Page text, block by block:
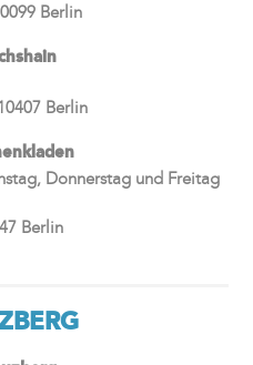
Berlin
Berlin
Donnerstag und Freitag
Berlin